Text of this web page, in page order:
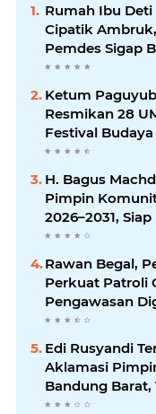
Rumah Ibu Deti
Cipatik
Pemdes Sigap
Ketum
Resmikan 28
Festival
Jalan Braga
H. Bagus
Pimpin
2026–2031,
Solidaritas dan
Program Nyata
Masyarakat
Rawan Begal,
Perkuat Patroli
Pengawasan
Edi Rusyandi
Aklamasi
Bandung Barat,
Kepemimpinan